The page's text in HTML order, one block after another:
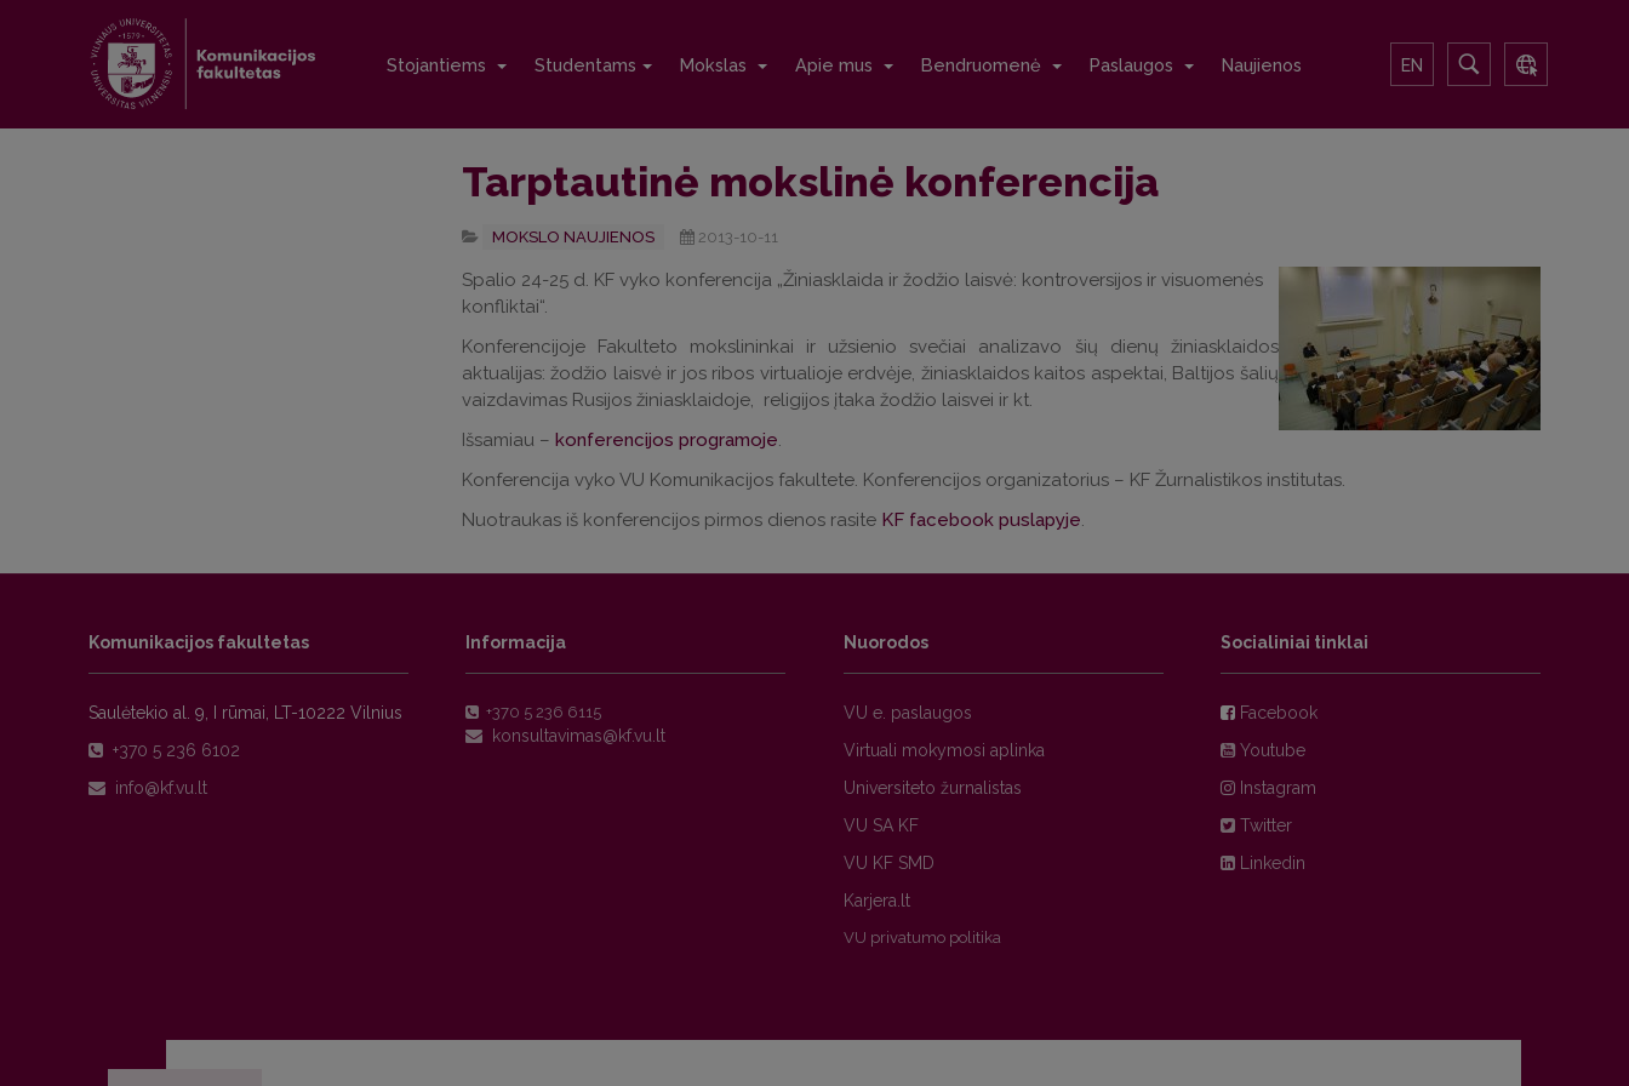
Stojantiems Studentams Mokslas Apie mus Bendruomenė Paslaugos Naujienos EN
Tarptautinė mokslinė konferencija
MOKSLO NAUJIENOS 2013-10-11
Spalio 24-25 d. KF vyko konferencija „Žiniasklaida ir žodžio laisvė: kontroversijos ir visuomenės
konfliktai“.
Konferencijoje Fakulteto mokslininkai ir užsienio svečiai analizavo šių dienų žiniasklaidos
aktualijas: žodžio laisvė ir jos ribos virtualioje erdvėje, žiniasklaidos kaitos aspektai, Baltijos šalių
vaizdavimas Rusijos žiniasklaidoje, religijos įtaka žodžio laisvei ir kt.
Išsamiau – konferencijos programoje.
Konferencija vyko VU Komunikacijos fakultete. Konferencijos organizatorius – KF Žurnalistikos institutas.
Nuotraukas iš konferencijos pirmos dienos rasite KF facebook puslapyje.
Komunikacijos fakultetas
Saulėtekio al. 9, I rūmai, LT-10222 Vilnius
+370 5 236 6102
Informacija
+370 5 236 6115
Nuorodos
VU e. paslaugos
Virtuali mokymosi aplinka
Universiteto žurnalistas
VU SA KF
VU KF SMD
Karjera.lt
VU privatumo politika
Socialiniai tinklai
Facebook
Youtube
Instagram
Twitter
Linkedin